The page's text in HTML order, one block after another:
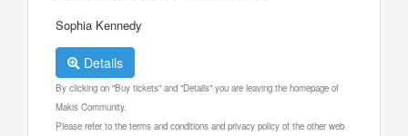
Sophia Kennedy
Details
By clicking on "Buy tickets" and "Details" you are leaving the homepage of
Makis Community.
Please refer to the terms and conditions and privacy policy of the other web